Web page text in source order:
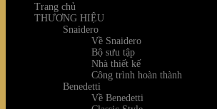
Trang chủ
THƯƠNG HIỆU
Snaidero
Về Snaidero
Bộ sưu tập
Nhà thiết kế
Công trình hoàn thành
Benedetti
Về Benedetti